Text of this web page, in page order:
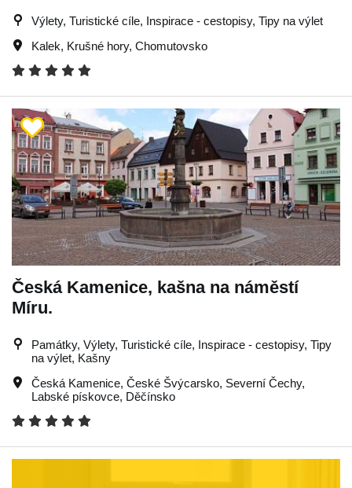
Výlety, Turistické cíle, Inspirace - cestopisy, Tipy na výlet
Kalek, Krušné hory, Chomutovsko
Česká Kamenice, kašna na náměstí
Míru.
Památky, Výlety, Turistické cíle, Inspirace - cestopisy, Tipy
na výlet, Kašny
Česká Kamenice, České Švýcarsko, Severní Čechy,
Labské pískovce, Děčínsko